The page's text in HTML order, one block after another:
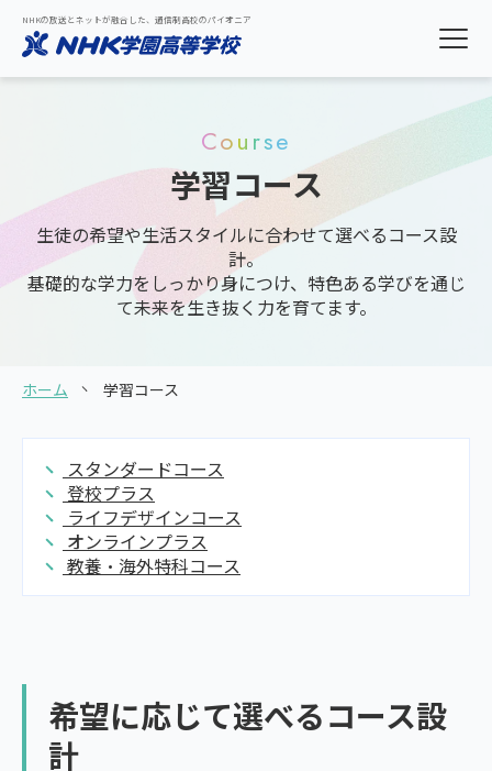
NHKの放送とネットが融合した、通信制高校のパイオニア
Course
学習コース
生徒の希望や生活スタイルに合わせて選べるコース設
計。
基礎的な学力をしっかり身につけ、特色ある学びを通じ
て未来を生き抜く力を育てます。
ホーム 学習コース
スタンダードコース
登校プラス
ライフデザインコース
オンラインプラス
教養・海外特科コース
希望に応じて選べるコース設
計